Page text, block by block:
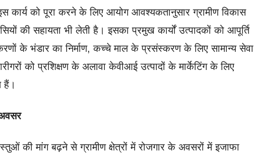
कार्य को पूरा करने के लिए आयोग आवश्यकतानुसार ग्रामीण विकास
की सहायता भी लेती है। इसका प्रमुख कार्यों उत्पादकों को आपूर्ति
के भंडार का निर्माण, कच्चे माल के प्रसंस्करण के लिए सामान्य सेवा
को प्रशिक्षण के अलावा केवीआई उत्पादों के मार्केटिंग के लिए
हैं।
की मांग बढ़ने से ग्रामीण क्षेत्रों में रोजगार के अवसरों में इजाफा